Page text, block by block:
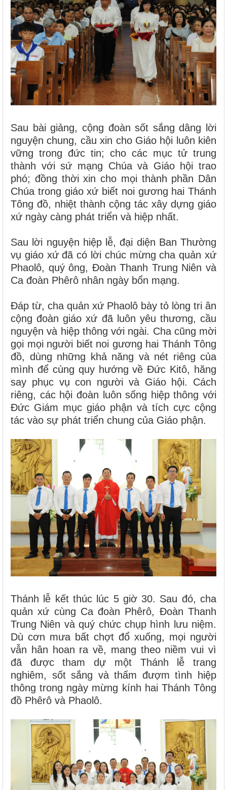
Sau bài giảng, cộng đoàn sốt sắng dâng lời
nguyện chung, cầu xin cho Giáo hội luôn kiên
vững trong đức tin; cho các mục tử trung
thành với sứ mạng Chúa và Giáo hội trao
phó; đồng thời xin cho mọi thành phần Dân
Chúa trong giáo xứ biết noi gương hai Thánh
Tông đồ, nhiệt thành cộng tác xây dựng giáo
xứ ngày càng phát triển và hiệp nhất.
Sau lời nguyện hiệp lễ, đại diện Ban Thường
vụ giáo xứ đã có lời chúc mừng cha quản xứ
Phaolô, quý ông, Đoàn Thanh Trung Niên và
Ca đoàn Phêrô nhân ngày bổn mạng.
Đáp từ, cha quản xứ Phaolô bày tỏ lòng tri ân
cộng đoàn giáo xứ đã luôn yêu thương, cầu
nguyện và hiệp thông với ngài. Cha cũng mời
gọi mọi người biết noi gương hai Thánh Tông
đồ, dùng những khả năng và nét riêng của
mình để cùng quy hướng về Đức Kitô, hăng
say phục vụ con người và Giáo hội. Cách
riêng, các hội đoàn luôn sống hiệp thông với
Đức Giám mục giáo phận và tích cực cộng
tác vào sự phát triển chung của Giáo phận.
Thánh lễ kết thúc lúc 5 giờ 30. Sau đó, cha
quản xứ cùng Ca đoàn Phêrô, Đoàn Thanh
Trung Niên và quý chức chụp hình lưu niệm.
Dù cơn mưa bất chợt đổ xuống, mọi người
vẫn hân hoan ra về, mang theo niềm vui vì
đã được tham dự một Thánh lễ trang
nghiêm, sốt sắng và thấm đượm tình hiệp
thông trong ngày mừng kính hai Thánh Tông
đồ Phêrô và Phaolô.